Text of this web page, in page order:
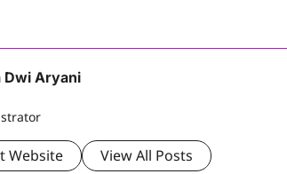
Dwi Aryani
Website View All Posts